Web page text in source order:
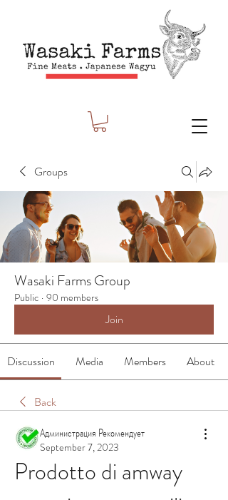
Groups
Wasaki Farms Group
Public · 90 members
Join
Discussion Media Members About
Back
Администрация Рекомендует
September 7, 2023
Prodotto di amway